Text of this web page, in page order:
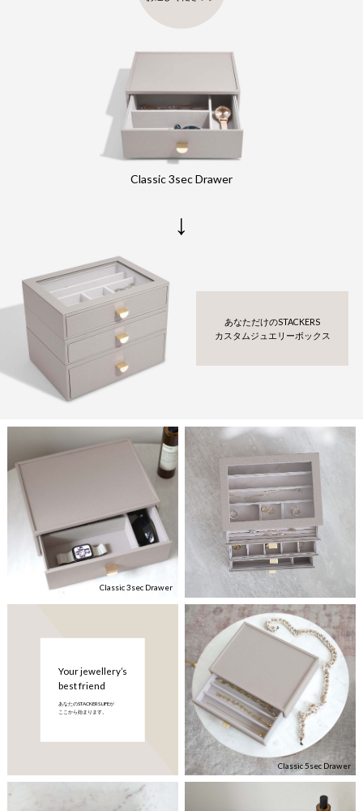
Classic 3sec Drawer
↓
あなただけのSTACKERS
カスタムジュエリーボックス
Classic 3sec Drawer
Your jewellery’s
best friend
あなたのSTACKERS LIFEが
ここから始まります。
Classic 5sec Drawer